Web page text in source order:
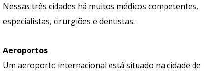
Nessas três cidades há muitos médicos competentes,
especialistas, cirurgiões e dentistas.
Aeroportos
Um aeroporto internacional está situado na cidade de